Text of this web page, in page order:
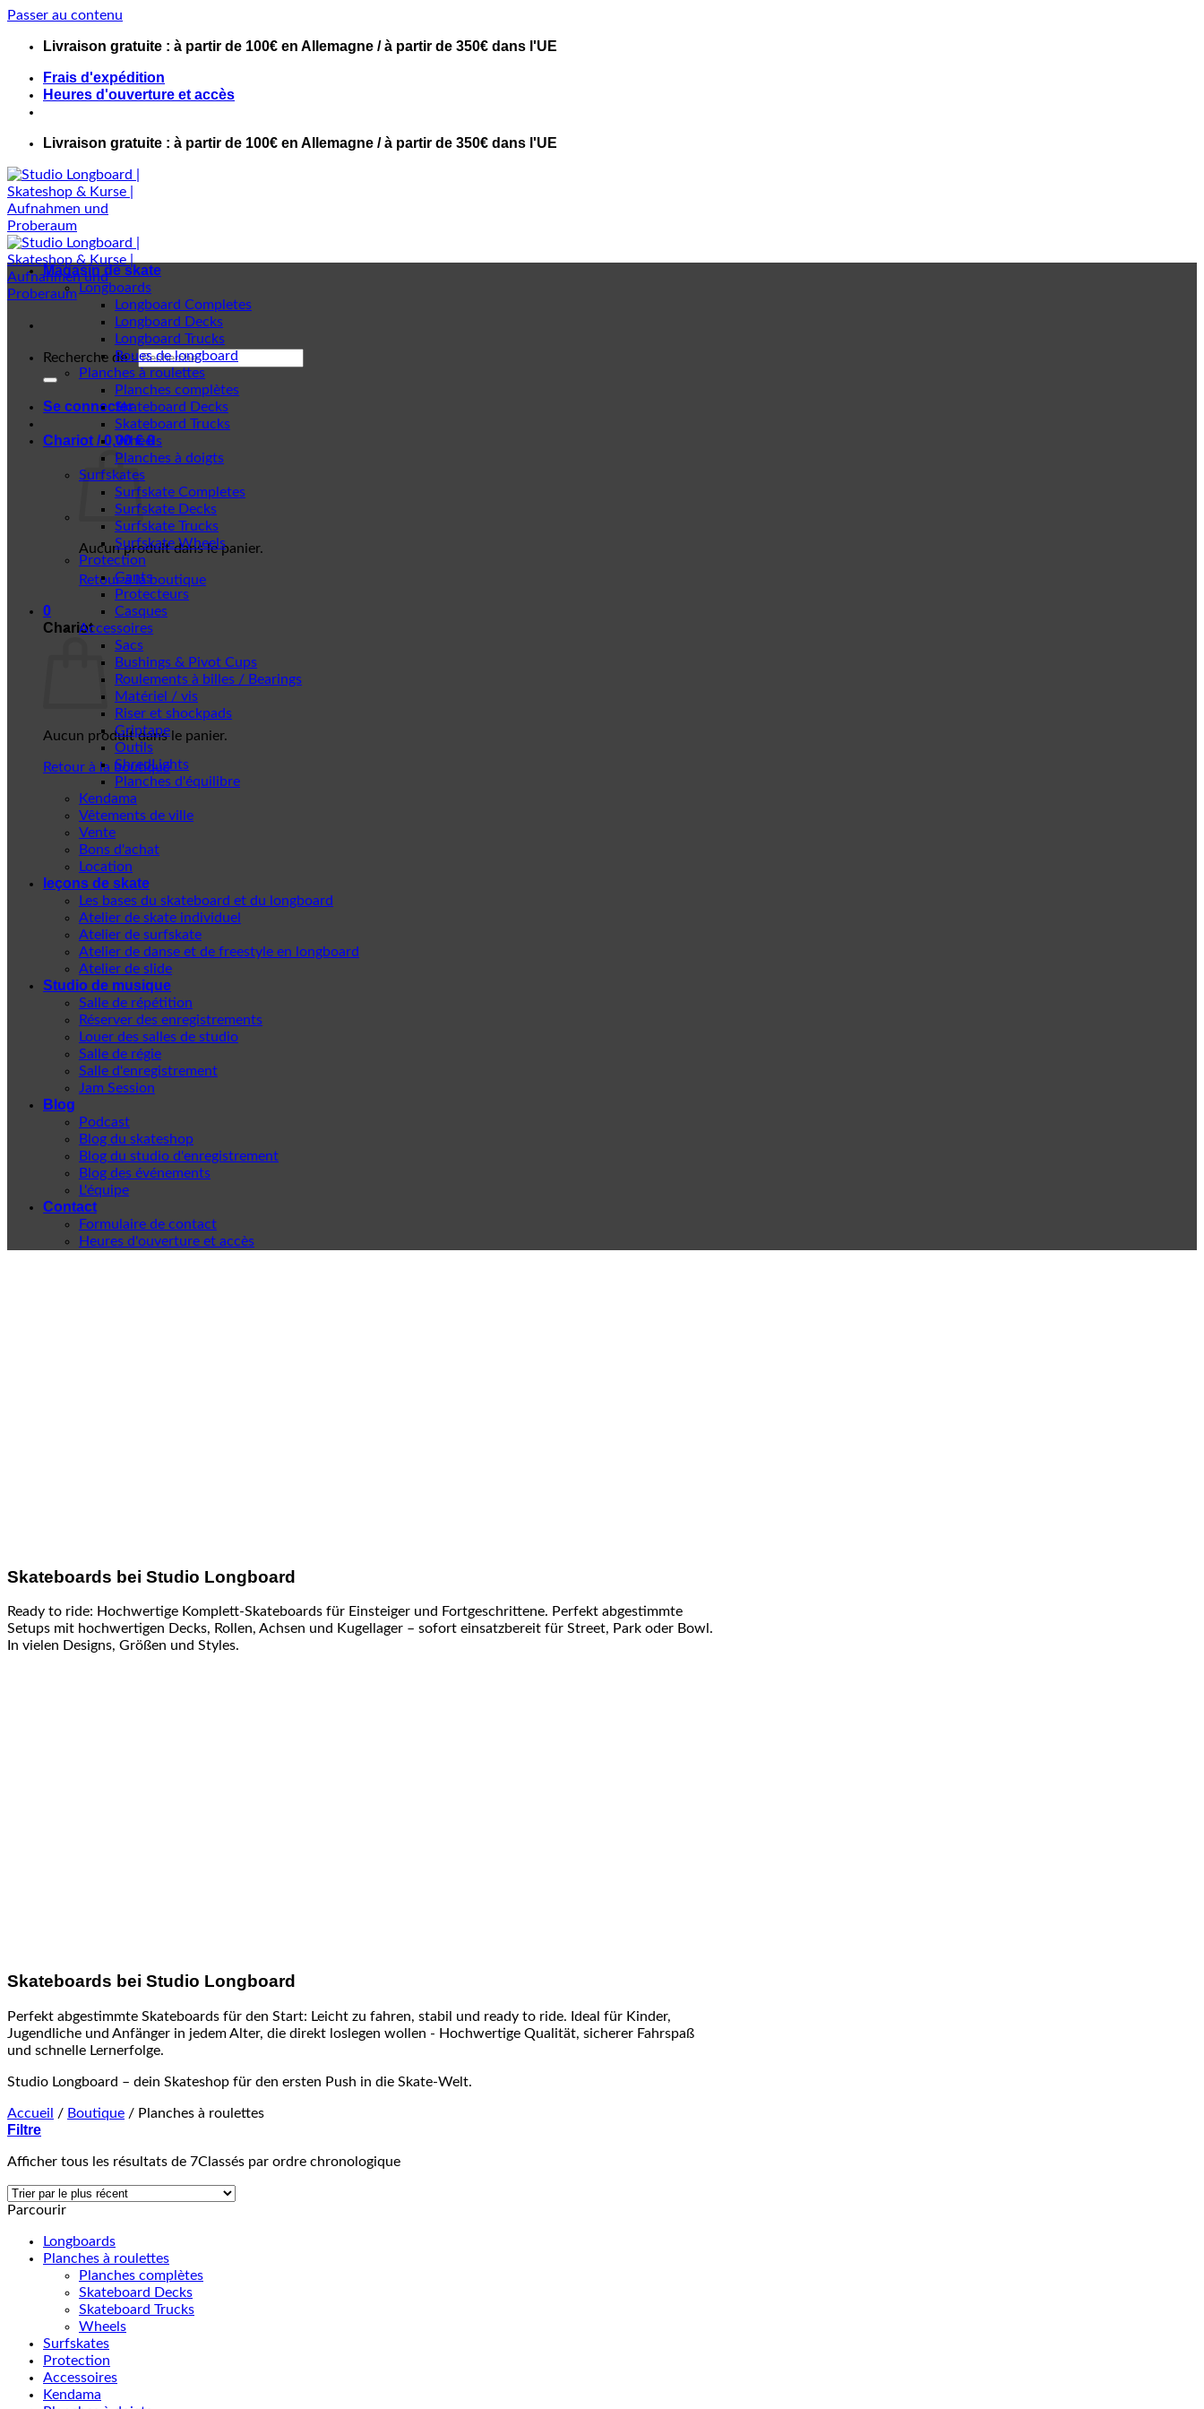
Passer au contenu
Livraison gratuite : à partir de 100€ en Allemagne / à partir de 350€ dans l'UE
Frais d'expédition
Heures d'ouverture et accès
Livraison gratuite : à partir de 100€ en Allemagne / à partir de 350€ dans l'UE
Recherche de :
Se connecter
Chariot /0,00€ 0
Aucun produit dans le panier.
Retour à la boutique
0
Chariot
Aucun produit dans le panier.
Retour à la boutique
Magasin de skate
Longboards
Longboard Completes
Longboard Decks
Longboard Trucks
Roues de longboard
Planches à roulettes
Planches complètes
Skateboard Decks
Skateboard Trucks
Wheels
Planches à doigts
Surfskates
Surfskate Completes
Surfskate Decks
Surfskate Trucks
Surfskate Wheels
Protection
Gants
Protecteurs
Casques
Accessoires
Sacs
Bushings & Pivot Cups
Roulements à billes / Bearings
Matériel / vis
Riser et shockpads
Griptape
Outils
ShredLights
Planches d'équilibre
Kendama
Vêtements de ville
Vente
Bons d'achat
Location
leçons de skate
Les bases du skateboard et du longboard
Atelier de skate individuel
Atelier de surfskate
Atelier de danse et de freestyle en longboard
Atelier de slide
Studio de musique
Salle de répétition
Réserver des enregistrements
Louer des salles de studio
Salle de régie
Salle d'enregistrement
Jam Session
Blog
Podcast
Blog du skateshop
Blog du studio d'enregistrement
Blog des événements
L'équipe
Contact
Formulaire de contact
Heures d'ouverture et accès
Skateboards bei Studio Longboard
Ready to ride: Hochwertige Komplett-Skateboards für Einsteiger und Fortgeschrittene. Perfekt abgestimmte
Setups mit hochwertigen Decks, Rollen, Achsen und Kugellager – sofort einsatzbereit für Street, Park oder Bowl.
In vielen Designs, Größen und Styles.
Skateboards bei Studio Longboard
Perfekt abgestimmte Skateboards für den Start: Leicht zu fahren, stabil und ready to ride. Ideal für Kinder,
Jugendliche und Anfänger in jedem Alter, die direkt loslegen wollen - Hochwertige Qualität, sicherer Fahrspaß
und schnelle Lernerfolge.
Studio Longboard – dein Skateshop für den ersten Push in die Skate-Welt.
Accueil / Boutique / Planches à roulettes
Filtre
Afficher tous les résultats de 7Classés par ordre chronologique
Parcourir
Longboards
Planches à roulettes
Planches complètes
Skateboard Decks
Skateboard Trucks
Wheels
Surfskates
Protection
Accessoires
Kendama